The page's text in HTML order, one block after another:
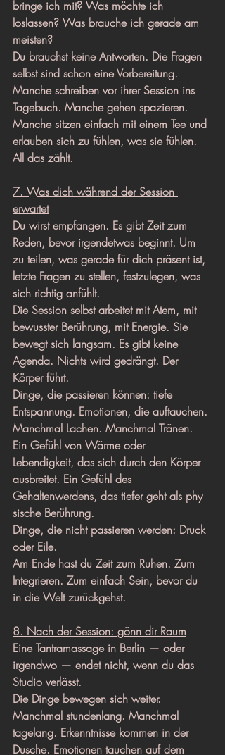
bringe ich mit? Was möchte ich
loslassen? Was brauche ich gerade am
meisten?
Du brauchst keine Antworten. Die Fragen
selbst sind schon eine Vorbereitung.
Manche schreiben vor ihrer Session ins
Tagebuch. Manche gehen spazieren.
Manche sitzen einfach mit einem Tee und
erlauben sich zu fühlen, was sie fühlen.
All das zählt.
7. Was dich während der Session
erwartet
Du wirst empfangen. Es gibt Zeit zum
Reden, bevor irgendetwas beginnt. Um
zu teilen, was gerade für dich präsent ist,
letzte Fragen zu stellen, festzulegen, was
sich richtig anfühlt.
Die Session selbst arbeitet mit Atem, mit
bewusster Berührung, mit Energie. Sie
bewegt sich langsam. Es gibt keine
Agenda. Nichts wird gedrängt. Der
Körper führt.
Dinge, die passieren können: tiefe
Entspannung. Emotionen, die auftauchen.
Manchmal Lachen. Manchmal Tränen.
Ein Gefühl von Wärme oder
Lebendigkeit, das sich durch den Körper
ausbreitet. Ein Gefühl des
Gehaltenwerdens, das tiefer geht als phy
sische Berührung.
Dinge, die nicht passieren werden: Druck
oder Eile.
Am Ende hast du Zeit zum Ruhen. Zum
Integrieren. Zum einfach Sein, bevor du
in die Welt zurückgehst.
8. Nach der Session: gönn dir Raum
Eine Tantramassage in Berlin — oder
irgendwo — endet nicht, wenn du das
Studio verlässt.
Die Dinge bewegen sich weiter.
Manchmal stundenlang. Manchmal
tagelang. Erkenntnisse kommen in der
Dusche. Emotionen tauchen auf dem